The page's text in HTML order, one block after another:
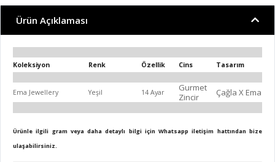
Ürün Açıklaması
Koleksiyon Renk Özellik Cins Tasarım
Ema Jewellery Yeşil 14 Ayar
Gurmet
Zincir
Çağla X Ema
Ürünle ilgili gram veya daha detaylı bilgi için Whatsapp iletişim hattından bize
ulaşabilirsiniz.